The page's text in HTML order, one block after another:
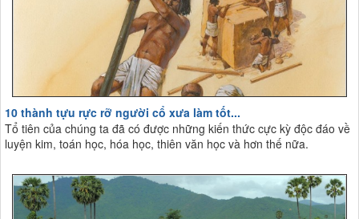
10 thành tựu rực rỡ người cổ xưa làm tốt...
Tổ tiên của chúng ta đã có được những kiến thức cực kỳ độc đáo về
luyện kim, toán học, hóa học, thiên văn học và hơn thế nữa.